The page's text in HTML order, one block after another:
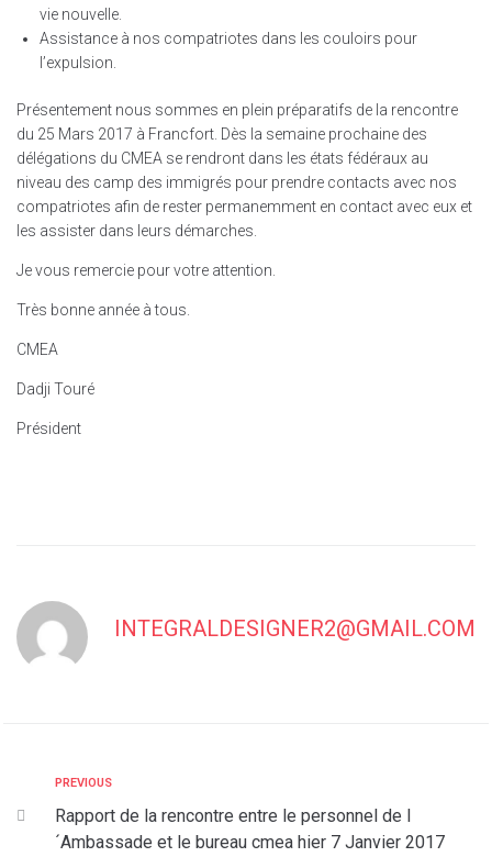
vie nouvelle.
Assistance à nos compatriotes dans les couloirs pour
l’expulsion.
Présentement nous sommes en plein préparatifs de la rencontre
du 25 Mars 2017 à Francfort. Dès la semaine prochaine des
délégations du CMEA se rendront dans les états fédéraux au
niveau des camp des immigrés pour prendre contacts avec nos
compatriotes afin de rester permanemment en contact avec eux et
les assister dans leurs démarches.
Je vous remercie pour votre attention.
Très bonne année à tous.
CMEA
Dadji Touré
Président
INTEGRALDESIGNER2@GMAIL.COM
PREVIOUS
Rapport de la rencontre entre le personnel de l
´Ambassade et le bureau cmea hier 7 Janvier 2017